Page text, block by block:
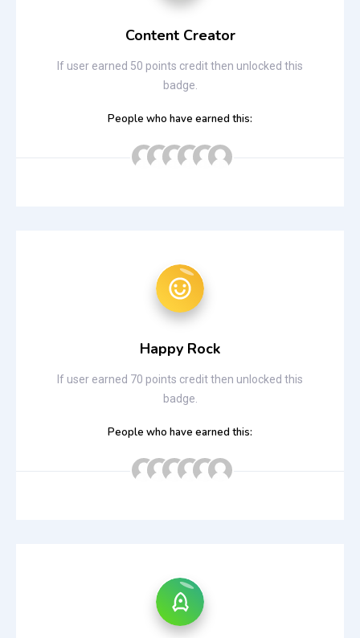
Content Creator
If user earned 50 points credit then unlocked this
badge.
People who have earned this:
Happy Rock
If user earned 70 points credit then unlocked this
badge.
People who have earned this: